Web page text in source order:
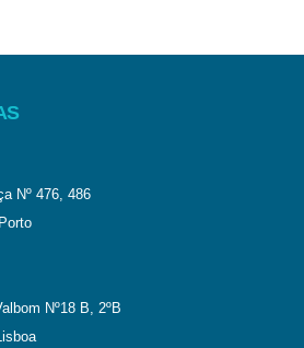
Nº 476, 486
Nº18 B, 2ºB